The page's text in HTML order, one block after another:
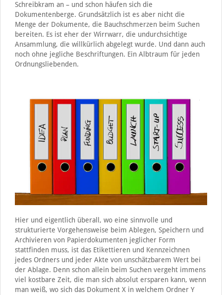
Schreibkram an – und schon häufen sich die
Dokumentenberge. Grundsätzlich ist es aber nicht die
Menge der Dokumente, die Bauchschmerzen beim Suchen
bereiten. Es ist eher der Wirrwarr, die undurchsichtige
Ansammlung, die willkürlich abgelegt wurde. Und dann auch
noch ohne jegliche Beschriftungen. Ein Albtraum für jeden
Ordnungsliebenden.
Hier und eigentlich überall, wo eine sinnvolle und
strukturierte Vorgehensweise beim Ablegen, Speichern und
Archivieren von Papierdokumenten jeglicher Form
stattfinden muss, ist das Etikettieren und Kennzeichnen
jedes Ordners und jeder Akte von unschätzbarem Wert bei
der Ablage. Denn schon allein beim Suchen vergeht immens
viel kostbare Zeit, die man sich absolut ersparen kann, wenn
man weiß, wo sich das Dokument X in welchem Ordner Y